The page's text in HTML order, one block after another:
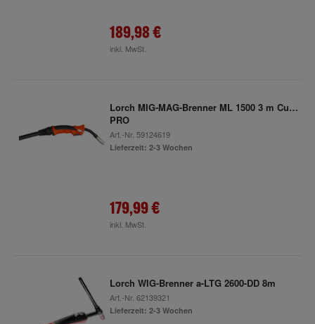
189,98 €
inkl. MwSt.
Lorch MIG-MAG-Brenner ML 1500 3 m CuSi-
PRO
Art.-Nr. 59124619
Lieferzeit: 2-3 Wochen
179,99 €
inkl. MwSt.
Lorch WIG-Brenner a-LTG 2600-DD 8m
Art.-Nr. 62139321
Lieferzeit: 2-3 Wochen